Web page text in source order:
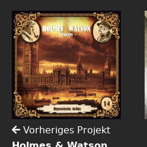
Vorheriges Projekt